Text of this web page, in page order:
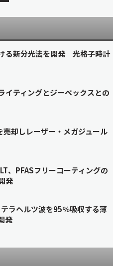
る新分光法を開発 光格子時計
イティングとジーベックスとの
却しレーザー・メガジュール
、PFASフリーコーティングの
発
ラヘルツ波を95％吸収する薄
発